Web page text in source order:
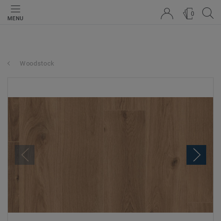
MENU
0
Woodstock